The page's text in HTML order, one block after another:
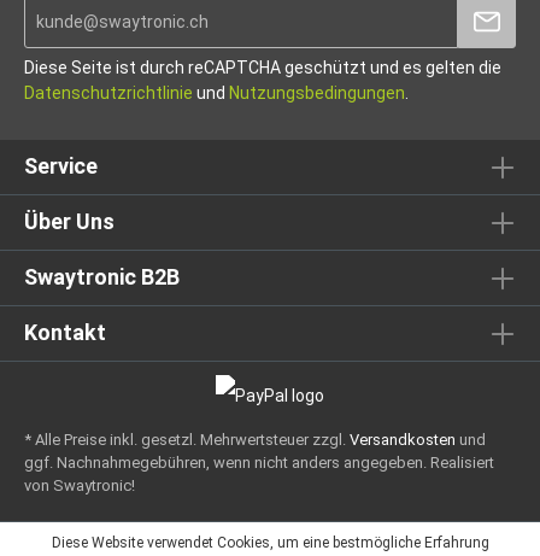
Diese Seite ist durch reCAPTCHA geschützt und es gelten die
Datenschutzrichtlinie und Nutzungsbedingungen
Service
Über Uns
Swaytronic B2B
Kontakt
* Alle Preise inkl. gesetzl. Mehrwertsteuer zzgl. Versandkosten und
ggf. Nachnahmegebühren, wenn nicht anders angegeben. Realisiert
von Swaytronic!
Diese Website verwendet Cookies, um eine bestmögliche Erfahrung